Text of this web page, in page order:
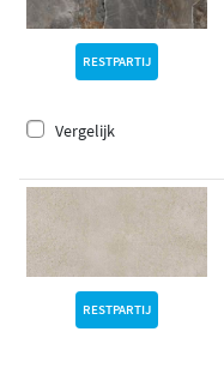
RESTPARTIJ
Vergelijk
RESTPARTIJ